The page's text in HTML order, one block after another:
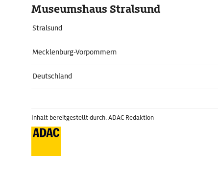
Museumshaus Stralsund
Stralsund
Mecklenburg-Vorpommern
Deutschland
Inhalt bereitgestellt durch: ADAC Redaktion